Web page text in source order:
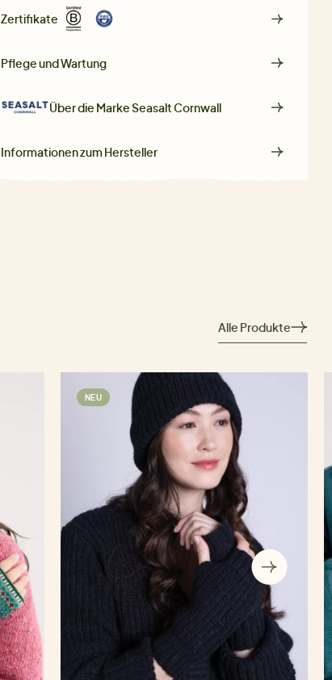
Zertifikate
Pflege und Wartung
Über die MarkeSeasalt Cornwall
Informationen zum Hersteller
Alle Produkte
NEU